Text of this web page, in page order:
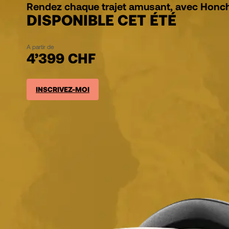
Rendez chaque trajet amusant, avec
DISPONIBLE CET ÉTÉ
A partir de
4’399 CHF
INSCRIVEZ-MOI